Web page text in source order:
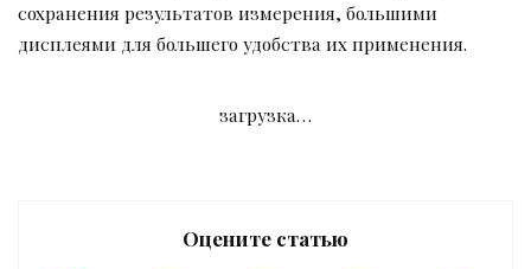
сохранения результатов измерения, большими
дисплеями для большего удобства их применения.
загрузка…
Оцените статью